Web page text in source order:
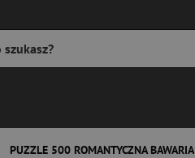
PUZZLE 500 ROMANTYCZNA BAWARIA